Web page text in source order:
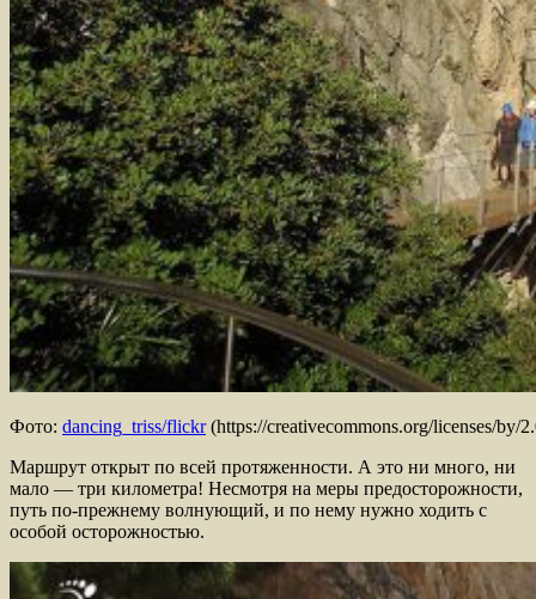
Фото: dancing_triss/flickr(https://creativecommons.org/licenses/by/
Маршрут открыт по всей протяженности. А это ни много, ни
мало — три километра! Несмотря на меры предосторожности,
путь по-прежнему волнующий, и по нему нужно ходить с
особой осторожностью.